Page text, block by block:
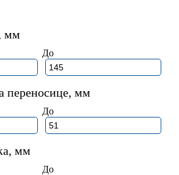
мм
До
переносице, мм
До
мм
До